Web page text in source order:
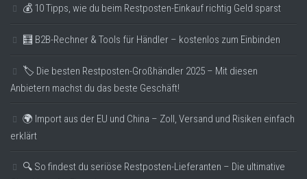
💰 10 Tipps, wie du beim Restposten-Einkauf richtig Geld sparst
🧮 B2B-Rechner & Tools für Händler – kostenlos zum Einbinden
🏷️ Die besten Restposten-Großhändler 2025 – Mit diesen
Anbietern machst du das beste Geschäft!
🌍 Import aus der EU und China – Zoll, Versand und Risiken einfach
erklärt
🔍 So findest du seriöse Restposten-Lieferanten – Die ultimative